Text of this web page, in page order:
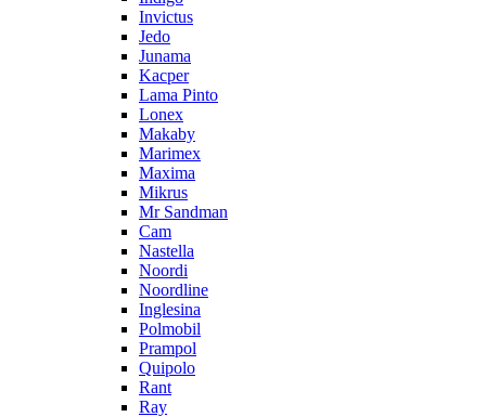
Invictus
Jedo
Junama
Kacper
Lama Pinto
Lonex
Makaby
Marimex
Maxima
Mikrus
Mr Sandman
Cam
Nastella
Noordi
Noordline
Inglesina
Polmobil
Prampol
Quipolo
Rant
Ray